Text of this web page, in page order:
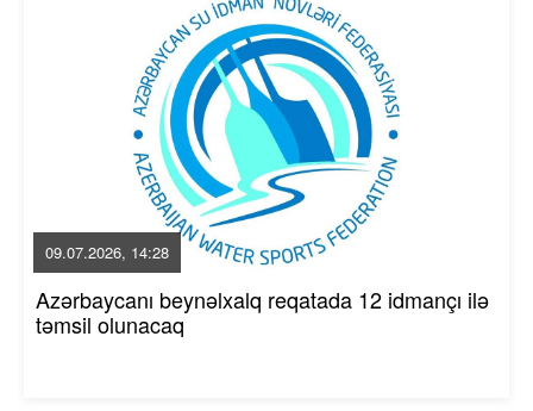
09.07.2026, 14:28
Azərbaycanı beynəlxalq reqatada 12 idmançı ilə
təmsil olunacaq